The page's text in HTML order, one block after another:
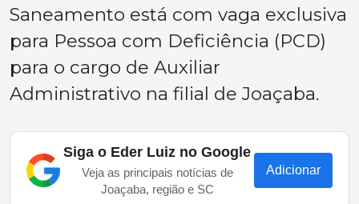
Saneamento está com vaga exclusiva
para Pessoa com Deficiência (PCD)
para o cargo de Auxiliar
Administrativo na filial de Joaçaba.
Siga o Eder Luiz no Google
Veja as principais notícias de
Joaçaba, região e SC
Adicionar